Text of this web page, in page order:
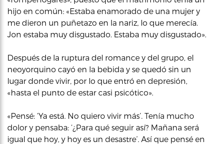
hijo en común: «Estaba enamorado de una mujer y
me dieron un puñetazo en la nariz, lo que merecía.
Jon estaba muy disgustado. Estaba muy disgustado».
Después de la ruptura del romance y del grupo, el
neoyorquino cayó en la bebida y se quedó sin un
lugar donde vivir, por lo que entró en depresión,
«hasta el punto de estar casi psicótico».
«Pensé: ‘Ya está. No quiero vivir más’. Tenía mucho
dolor y pensaba: ‘¿Para qué seguir así? Mañana será
igual que hoy, y hoy es un desastre’. Así que pensé en